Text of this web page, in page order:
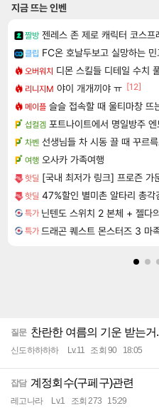
지금 뜨는 인벤
짤방 젠레스 존 제로 캐릭터 코스프
클립 FC온 호날두보고 실망하는 민
오버워치 디몬 스킬들 디테일 수치
리니지M 야이 개개끼야 ㅠ [12]
메이플 슬슬 접속할 때 울티마창 뜨
섭컬겜 포트나이트에서 명일방주
차벤 선생님들 차 시동 끌 때 꾸르
여행 오사카 가족여행
핫딜 [국내 최저가 링크] 프로즌
핫딜 47%할인 별미촌 알타리 총
특가
특가
질문 찬란한 여름의 기운 받는거
신도하하하하 Lv.11 조회 90 18:05
잡담 계정회수(구페구)관련
레고나라 Lv.1 조회 273 15:29